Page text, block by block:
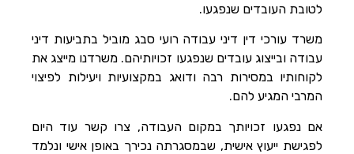
לטובת העובדים שנפגעו.
משרד עורכי דין דיני עבודה רועי סבג מוביל בתביעות דיני
עבודה ובייצוג עובדים שנפגעו זכויותיהם. משרדנו מייצג את
לקוחותיו במסירות רבה ודואג במקצועיות ויעילות לפיצוי
המרבי המגיע להם.
אם נפגעו זכויותך במקום העבודה, צרו קשר עוד היום
לפגישת ייעוץ אישית, שבמסגרתה נכירך באופן אישי ונלמד